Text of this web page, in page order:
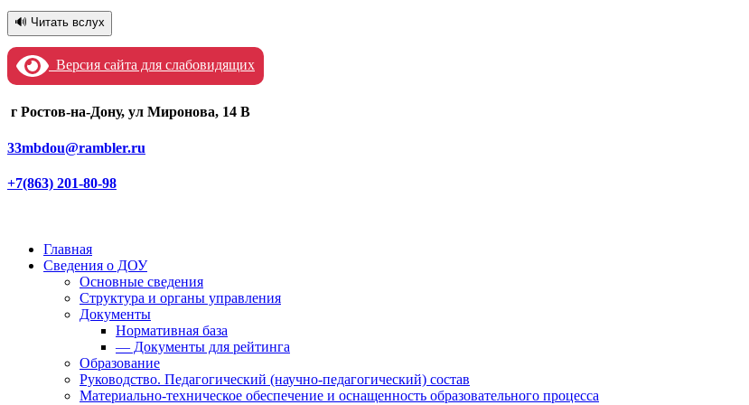
🔊 Читать вслух
Версия сайта для слабовидящих
г Ростов-на-Дону, ул Миронова, 14 В
33mbdou@rambler.ru
+7(863) 201-80-98
Главная
Сведения о ДОУ
Основные сведения
Структура и органы управления
Документы
Нормативная база
— Документы для рейтинга
Образование
Руководство. Педагогический (научно-педагогический) состав
Материально-техническое обеспечение и оснащенность образовательного процесса